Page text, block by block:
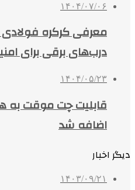
۱۴۰۴/۰۷/۰۶
درب‌های برقی برای
۱۴۰۴/۰۵/۲۳
قابلیت چت موقت
اضافه شد
دیگر اخبار
۱۴۰۳/۰۹/۲۱